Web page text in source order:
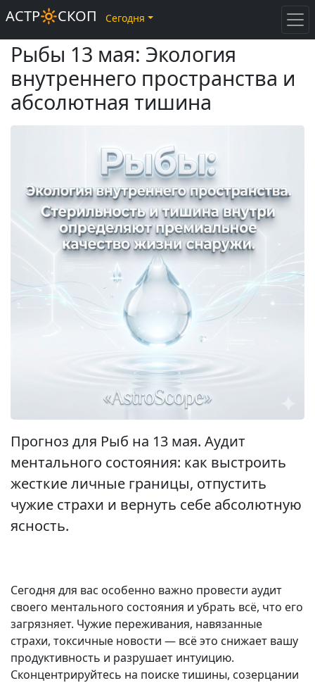
Рыбы 13 мая: Экология
внутреннего пространства и
абсолютная тишина
Прогноз для Рыб на 13 мая. Аудит
ментального состояния: как выстроить
жесткие личные границы, отпустить
чужие страхи и вернуть себе абсолютную
ясность.
Сегодня для вас особенно важно провести аудит
своего ментального состояния и убрать всё, что его
загрязняет. Чужие переживания, навязанные
страхи, токсичные новости — всё это снижает вашу
продуктивность и разрушает интуицию.
Сконцентрируйтесь на поиске тишины, созерцании
АСТР🔆СКОП Сегодня